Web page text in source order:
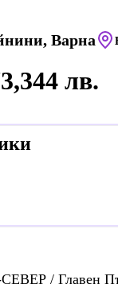
Варна
лв.
/ Главен